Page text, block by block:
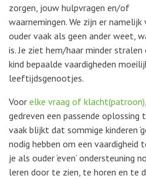
zorgen, jouw hulpvragen en/of
waarnemingen. We zijn er
ouder vaak als geen ander weet,
is. Je ziet hem/haar minder
kind bepaalde vaardigheden
leeftijdsgenootjes.
Voor elke vraag of klacht(patroon)
gedreven een passende oplossing
vaak blijkt dat sommige kinderen
nodig hebben om een vaardigheid
je als ouder ‘even’ ondersteuning
leren door te zien, te horen en te